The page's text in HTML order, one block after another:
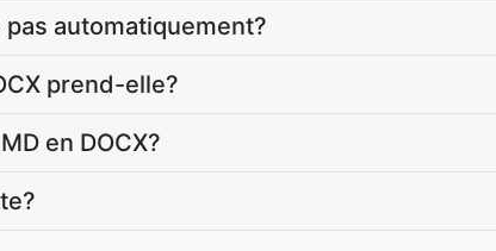
automatiquement?
prend-elle?
en DOCX?